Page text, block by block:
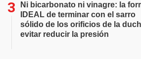
Ni bicarbonato ni vinagre: la
IDEAL de terminar con el sarro
sólido de los orificios de la
evitar reducir la presión